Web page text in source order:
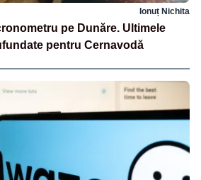
Ionuț Nichita
pe Dunăre. Ultimele
pentru Cernavodă